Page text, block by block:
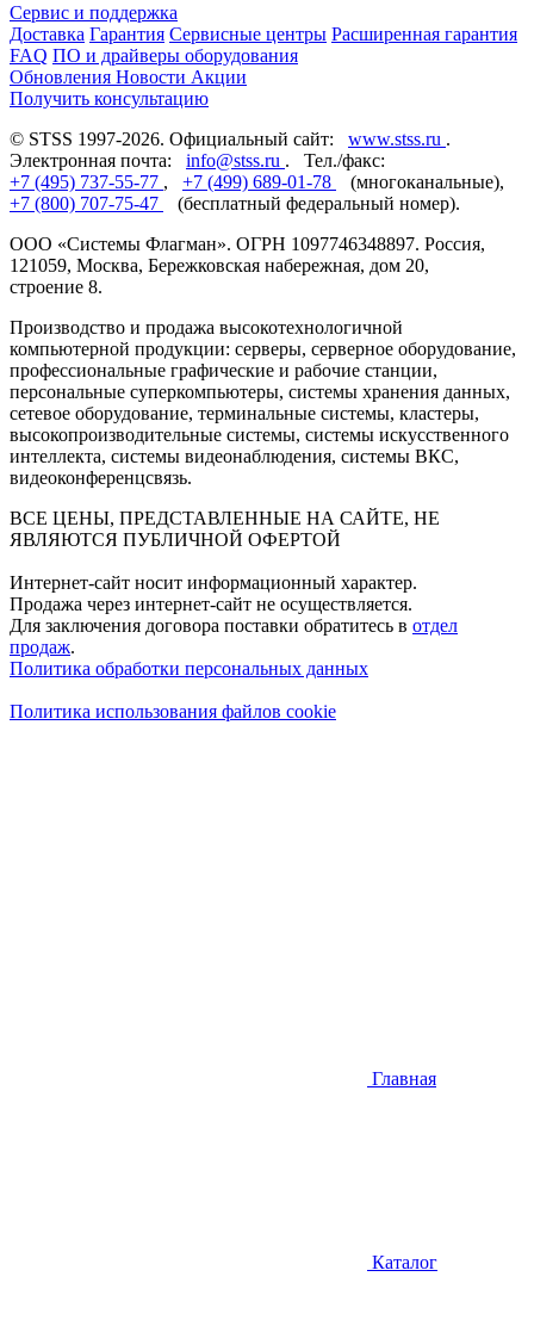
Сервис и поддержка
Доставка Гарантия Сервисные центры Расширенная гарантия
FAQ ПО и драйверы оборудования
Обновления Новости Акции
Получить консультацию
© STSS 1997-2026. Официальный сайт: www.stss.ru .
Электронная почта: info@stss.ru . Тел./факс:
+7 (495) 737-55-77 , +7 (499) 689-01-78
(многоканальные),
+7 (800) 707-75-47
(бесплатный федеральный номер).
ООО «Системы Флагман». ОГРН 1097746348897. Россия,
121059, Москва, Бережковская набережная, дом 20,
строение 8.
Производство и продажа высокотехнологичной
компьютерной продукции: серверы, серверное оборудование,
профессиональные графические и рабочие станции,
персональные суперкомпьютеры, системы хранения данных,
сетевое оборудование, терминальные системы, кластеры,
высокопроизводительные системы, системы искусственного
интеллекта, системы видеонаблюдения, системы ВКС,
видеоконференцсвязь.
ВСЕ ЦЕНЫ, ПРЕДСТАВЛЕННЫЕ НА САЙТЕ, НЕ
ЯВЛЯЮТСЯ ПУБЛИЧНОЙ ОФЕРТОЙ
Интернет-сайт носит информационный характер.
Продажа через интернет-сайт не осуществляется.
Для заключения договора поставки обратитесь в отдел
продаж.
Политика обработки персональных данных
Политика использования файлов cookie
Главная
Каталог